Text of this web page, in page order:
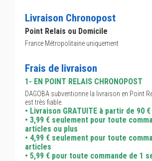
Livraison Chronopost
Point Relais ou Domicile
France Métropolitaine uniquement
Frais de livraison
1- EN POINT RELAIS CHRONOPOST
DAGOBA subventionne la livraison en Point
est très fiable.
• Livraison GRATUITE à partir de 90
• 3,99 € seulement pour toute
articles ou plus
• 4,99 € seulement pour toute
articles
• 5,99 € pour toute commande de 1